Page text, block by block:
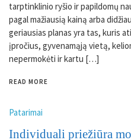
tarptinklinio ryšio ir papildomų
pagal mažiausią kainą arba
geriausias planas yra tas, kuris
įpročius, gyvenamąją vietą,
nepermokėti ir kartu […]
READ MORE
Patarimai
Individuali priežiūra